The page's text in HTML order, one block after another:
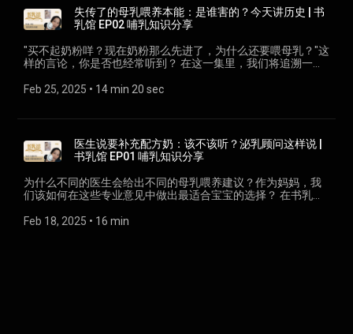
EmphasisOnFlow
😮有哺乳疑问？ 跟我预约在Zoom聊吧 【
https://www.anggugu.com/appointment/ 】 📦有哺乳相关产
品要我测评？ Contact me for breastfeeding related product
review: lily@anggugu.com
❄❄❄❄❄❄❄❄❄❄❄❄❄❄❄❄❄❄❄❄ My video production
tools: Sony ZV-1 【 https://shp.ee/nvf9tbf 】 Rode Lavalier
GO 【 https://shp.ee/i6w5rhf 】 Rode Wireless GO 【
https://shp.ee/gtqwfgf 】 Audient iD14 【
Holder【 https://shp.ee/wyqtmwf 】 Credits: Video shooting
Anggugu Arranged by Lily Yeoh using Chuvosa loop by
EmphasisOnFlow
《全母乳攻略》 【 https://www.anggugu.com/course-
bundle/bundle12/ 】 💟线上哺乳课程《全母乳上班攻略》 【
线上哺乳课程《11天追奶攻略》 【
https://www.anggugu.com/course-bundle/bundle34/ 】 💟线
https://www.anggugu.com/course-bundle/bundle1234/ 】 💟
https://www.anggugu.com/appointment/ 】 📦有哺乳相关产
品要我测评？ Contact me for breastfeeding related product
review: lily@anggugu.com
❄❄❄❄❄❄❄❄❄❄❄❄❄❄❄❄❄❄❄❄ My video production
tools: Sony ZV-1 【 https://shp.ee/nvf9tbf 】 Rode Lavalier
GO 【 https://shp.ee/i6w5rhf 】 Rode Wireless GO 【
https://shp.ee/gtqwfgf 】 Audient iD14 【
https://invol.co/cl6kj8z 】 Ulanzi Multifunction Table Top
这一集基于Jack Newman医生和Andrea Polokova所著《What
Doctors Don't Know about Breastfeeding》第二章，揭示了为
什么即使是专业医生有时也会缺乏母乳喂养的准确知识。 ✨ 每
位妈妈都有权获得无偏见、准确的母乳喂养信息。通过了解医
学教育系统的局限性，你可以更有信心地为自己和宝宝争取最
佳支持。 🔗 获取更多支持： • 报名我的线上哺乳课程: [
https://www.anggugu.com/online-course/ ] • 预约一对一哺乳
咨询: [https://www.anggugu.com/appointment⁠ ] • 加入嗯咕咕
https://www.facebook.com/groups/AngguguBFG/ ] #母乳喂
失传了的母乳喂养本能：是谁害的？今天讲历史 | 书
乳馆 EP02 哺乳知识分享
"买不起奶粉咩？现在奶粉那么先进了，为什么还要喂母乳？"这
样的言论，你是否也经常听到？ 在这一集里，我们将追溯一段
能，变成今天需要"专业指导"的技能。 通过解读《What
是如何动摇了妈妈们的哺乳信心 - 现代妈妈如何能够重拾这份
失落的本能 作为泌乳顾问，我不只是要告诉你这段历史，更要
帮助你看清：当今妈妈们在母乳喂养路上遇到的种种困扰，其
实并不是个人能力的问题，而是整个社会变迁带来的结果。 听
完这一集，你将更了解自己的身体，对母乳喂养建立更强的信
心。因为每一位妈妈都应该知道：这些年来，不是我们失去了
喂养的本能，而是这个本能被商业利益刻意地淡化了。 让我们
一起重新认识母乳喂养，找回属于每个妈妈的天赋本能。 💟线
Feb 25, 2025 • 14 min 20 sec
医生说要补充配方奶：该不该听？泌乳顾问这样说 |
书乳馆 EP01 哺乳知识分享
为什么不同的医生会给出不同的母乳喂养建议？作为妈妈，我
们该如何在这些专业意见中做出最适合宝宝的选择？ 在书乳馆
现状 - 如何评估医生的补奶建议 - 面对矛盾建议时的明智应对 -
Feb 18, 2025 • 16 min